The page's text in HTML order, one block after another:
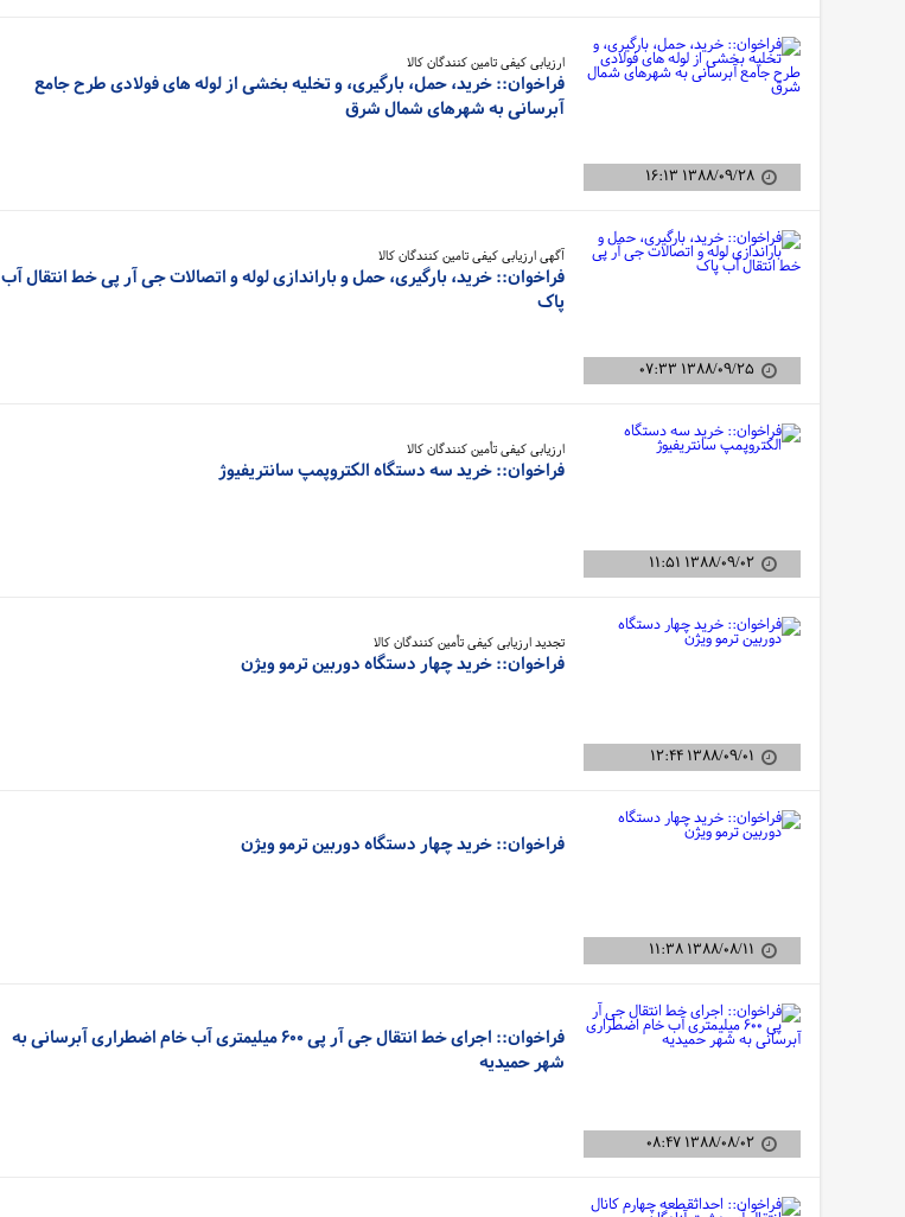
۱۳۸۸/۰۹/۲۸ ۱۶:۱۳
ارزیابی کیفی تامین کنندگان کالا
فراخوان:: خرید، حمل، بارگیری، و تخلیه بخشی از لوله های فولادی طرح جامع
آبرسانی به شهرهای شمال شرق
۱۳۸۸/۰۹/۲۵ ۰۷:۳۳
آگهی ارزیابی کیفی تامین کنندگان کالا
فراخوان:: خرید، بارگیری، حمل و باراندازی لوله و اتصالات جی آر پی خط انتقال آب
پاک
۱۳۸۸/۰۹/۰۲ ۱۱:۵۱
ارزیابی کیفی تأمین کنندگان کالا
فراخوان:: خرید سه دستگاه الکتروپمپ سانتریفیوژ
۱۳۸۸/۰۹/۰۱ ۱۲:۴۴
تجدید ارزیابی کیفی تأمین کنندگان کالا
فراخوان:: خرید چهار دستگاه دوربین ترمو ویژن
۱۳۸۸/۰۸/۱۱ ۱۱:۳۸
فراخوان:: خرید چهار دستگاه دوربین ترمو ویژن
۱۳۸۸/۰۸/۰۲ ۰۸:۴۷
فراخوان:: اجرای خط انتقال جی آر پی ۶۰۰ میلیمتری آب خام اضطراری آبرسانی به
شهر حمیدیه